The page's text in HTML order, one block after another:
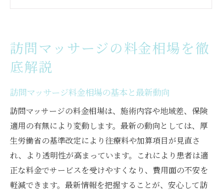
訪問マッサージの料金相場と時間別の特徴
料金相場から見る訪問マッサージ選びのコ
保険適用による訪問マッサージ費用の仕組み
訪問マッサージの保険適用範囲と条件を解
説
保険と自費で異なる訪問マッサージ料金比
較
訪問マッサージの保険適用申請手続きの流
訪問マッサージの料金相場を徹
底解説
訪問マッサージ料金相場の基本と最新動向
訪問マッサージの料金相場は、施術内容や地域差、保険
適用の有無により変動します。最新の動向としては、厚
生労働省の基準改定により往療料や加算項目が見直さ
れ、より透明性が高まっています。これにより患者は適
正な料金でサービスを受けやすくなり、費用面の不安を
軽減できます。最新情報を把握することが、安心して訪